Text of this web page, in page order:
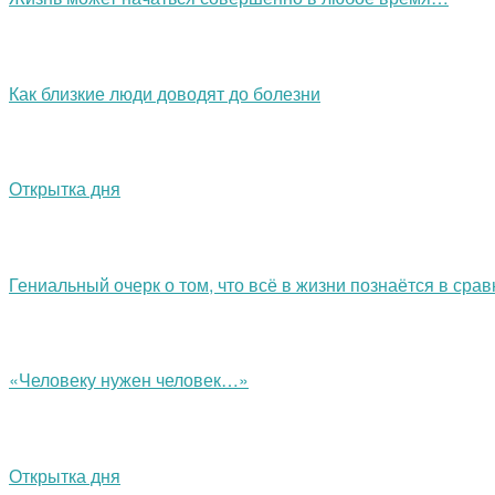
Как близкие люди доводят до болезни
Открытка дня
Гениальный очерк о том, что всё в жизни познаётся в
«Человеку нужен человек…»
Открытка дня